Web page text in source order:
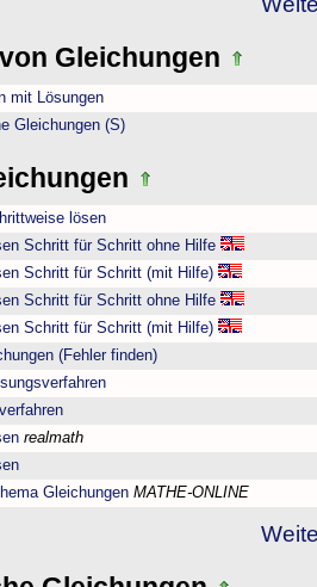
Gleichungen
mit Lösungen
Gleichungen (S)
lösen
Schritt für Schritt ohne Hilfe
Schritt für Schritt (mit Hilfe)
Schritt für Schritt ohne Hilfe
Schritt für Schritt (mit Hilfe)
(Fehler finden)
realmath
Gleichungen MATHE-ONLINE